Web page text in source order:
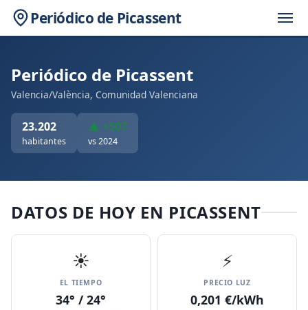
Periódico de Picassent
Periódico de Picassent
Valencia/València, Comunidad Valenciana
23.202
habitantes
▲ +507
vs 2024
DATOS DE HOY EN PICASSENT
☀️
EL TIEMPO
34° / 24°
⚡
PRECIO LUZ
0,201 €/kWh